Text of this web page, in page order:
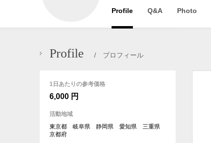
Profile Q&A Photo
Profile / プロフィール
1日あたりの参考価格
6,000 円
活動地域
東京都 岐阜県 静岡県 愛知県 三重県
京都府